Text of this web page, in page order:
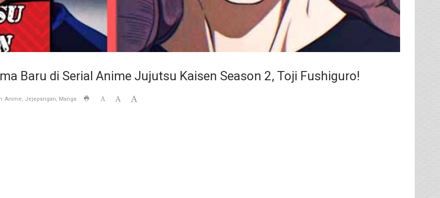
Baru di Serial Anime Jujutsu Kaisen Season 2, Toji Fushiguro!
Anime Jejepangan Manga